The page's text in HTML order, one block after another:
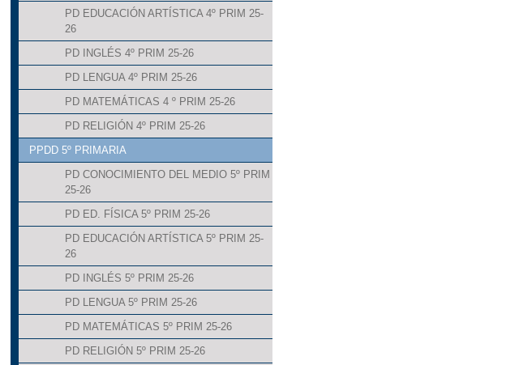
PD EDUCACIÓN ARTÍSTICA 4º PRIM 25-
26
PD INGLÉS 4º PRIM 25-26
PD LENGUA 4º PRIM 25-26
PD MATEMÁTICAS 4 º PRIM 25-26
PD RELIGIÓN 4º PRIM 25-26
PPDD 5º PRIMARIA
PD CONOCIMIENTO DEL MEDIO 5º PRIM
25-26
PD ED. FÍSICA 5º PRIM 25-26
PD EDUCACIÓN ARTÍSTICA 5º PRIM 25-
26
PD INGLÉS 5º PRIM 25-26
PD LENGUA 5º PRIM 25-26
PD MATEMÁTICAS 5º PRIM 25-26
PD RELIGIÓN 5º PRIM 25-26